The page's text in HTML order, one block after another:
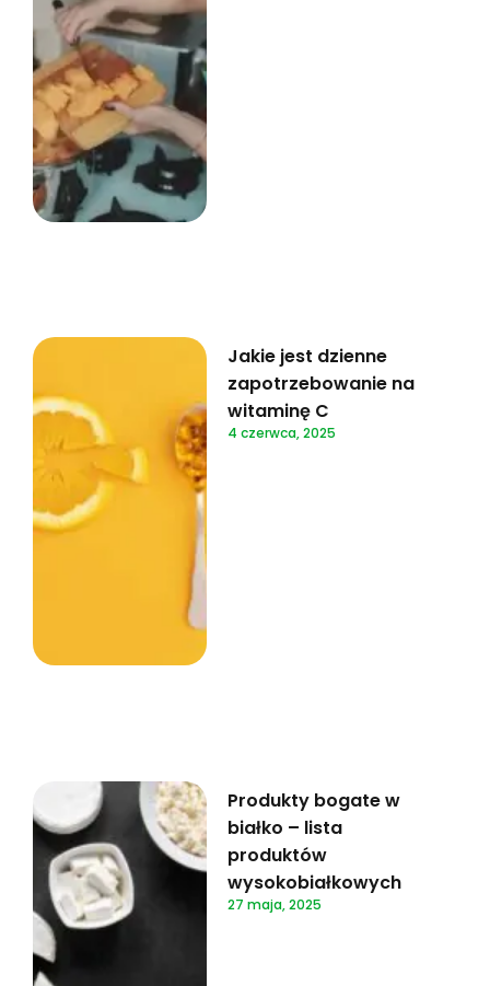
Jakie jest dzienne
zapotrzebowanie na
witaminę C
4 czerwca, 2025
Produkty bogate w
białko – lista
produktów
wysokobiałkowych
27 maja, 2025